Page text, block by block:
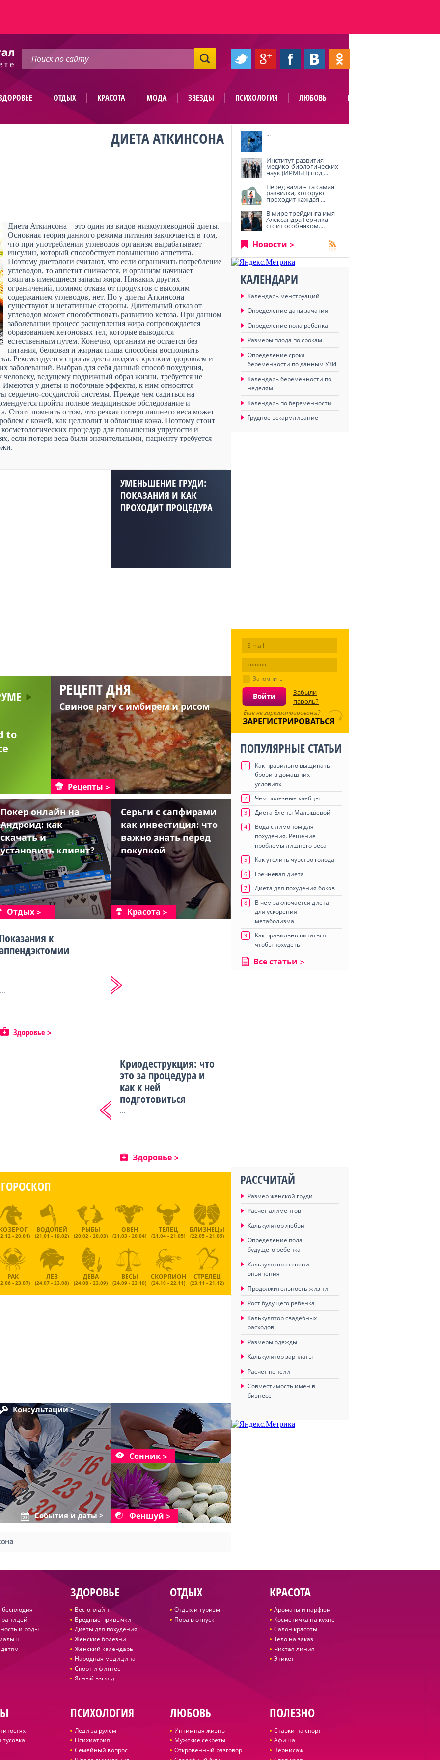
ОТДЫХ КРАСОТА МОДА ЗВЕЗДЫ ПСИХОЛОГИЯ ЛЮБОВЬ ПОЛЕЗНО
ДИЕТА АТКИНСОНА
Диета Аткинсона – это один из видов низкоуглеводной диеты.
Основная теория данного режима питания заключается в том,
что при употреблении углеводов организм вырабатывает
инсулин, который способствует повышению аппетита.
Поэтому диетологи считают, что если ограничить потребление
углеводов, то аппетит снижается, и организм начинает
сжигать имеющиеся запасы жира. Никаких других
ограничений, помимо отказа от продуктов с высоким
содержанием углеводов, нет. Но у диеты Аткинсона
существуют и негативные стороны. Длительный отказ от
углеводов может способствовать развитию кетоза. При данном
заболевании процесс расщепления жира сопровождается
образованием кетоновых тел, которые выводятся
естественным путем. Конечно, организм не остается без
питания, белковая и жирная пища способны восполнить
Рекомендуется строгая диета людям с крепким здоровьем и
заболеваний. Выбрав для себя данный способ похудения,
человеку, ведущему подвижный образ жизни, требуется не
Имеются у диеты и побочные эффекты, к ним относятся
сердечно-сосудистой системы. Прежде чем садиться на
пройти полное медицинское обследование и
Стоит помнить о том, что резкая потеря лишнего веса может
с кожей, как целлюлит и обвисшая кожа. Поэтому стоит
процедур для повышения упругости и
если потери веса были значительными, пациенту требуется
УМЕНЬШЕНИЕ ГРУДИ:
ПОКАЗАНИЯ И КАК
ПРОХОДИТ ПРОЦЕДУРА
to
РЕЦЕПТ ДНЯ
Свиное рагу с имбирем и рисом
Рецепты
Покер онлайн на
Андроид: как
скачать и
установить клиент?
Отдых
Серьги с сапфирами
как инвестиция: что
важно знать перед
покупкой
Красота
к
...
Здоровье
Криодеструкция: что
это за процедура и
как к ней
подготовиться
...
Здоровье
ГОРОСКОП
- 20.01)
ВОДОЛЕЙ
(21.01 - 19.02)
РЫБЫ
(20.02 - 20.03)
ОВЕН
(21.03 - 20.04)
ТЕЛЕЦ
(21.04 - 21.05)
БЛИЗНЕЦЫ
(22.05 - 21.06)
РАК
- 23.07)
ЛЕВ
(24.07 - 23.08)
ДЕВА
(24.08 - 23.09)
ВЕСЫ
(24.09 - 23.10)
СКОРПИОН
(24.10 - 22.11)
СТРЕЛЕЦ
(23.11 - 21.12)
Консультации >
События и даты >
Сонник
Феншуй
...
Институт развития
медико-биологических
наук (ИРМБН) под ...
Перед вами – та самая
развилка, которую
проходит каждая ...
В мире трейдинга имя
Александра Герчика
стоит особняком....
Новости
КАЛЕНДАРИ
Календарь менструаций
Определение даты зачатия
Определение пола ребенка
Размеры плода по срокам
Определение срока
беременности по данным УЗИ
Календарь беременности по
неделям
Календарь по беременности
Грудное вскармливание
Запомнить
Забыли
пароль?
Еще не зарегистрированы?
ЗАРЕГИСТРИРОВАТЬСЯ
ПОПУЛЯРНЫЕ СТАТЬИ
1
Как правильно выщипать
брови в домашних
условиях
2 Чем полезные хлебцы
3 Диета Елены Малышевой
4
Вода с лимоном для
похудения. Решение
проблемы лишнего веса
5 Как утолить чувство голода
6 Гречневая диета
7 Диета для похудения боков
8
В чем заключается диета
для ускорения
метаболизма
9
Как правильно питаться
чтобы похудеть
Все статьи
РАССЧИТАЙ
Размер женской груди
Расчет алиментов
Калькулятор любви
Определение пола
будущего ребенка
Калькулятор степени
опьянения
Продолжительность жизни
Рост будущего ребенка
Калькулятор свадебных
расходов
Размеры одежды
Калькулятор зарплаты
Расчет пенсии
Совместимость имен в
бизнесе
и роды
ЗДОРОВЬЕ
Вес-онлайн
Вредные привычки
Диеты для похудения
Женские болезни
Женский календарь
Народная медицина
Спорт и фитнес
Ясный взгляд
ОТДЫХ
Отдых и туризм
Пора в отпуск
КРАСОТА
Ароматы и парфюм
Косметичка на кухне
Салон красоты
Тело на заказ
Чистая линия
Этикет
тусовка
ПСИХОЛОГИЯ
Леди за рулем
Психиатрия
Семейный вопрос
ЛЮБОВЬ
Интимная жизнь
Мужские секреты
Откровенный разговор
ПОЛЕЗНО
Ставки на спорт
Афиша
Вернисаж